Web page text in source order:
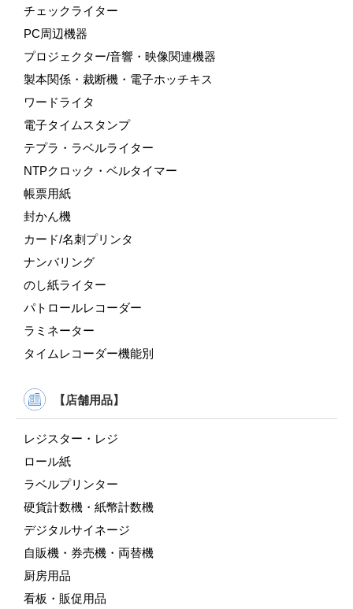
チェックライター
PC周辺機器
プロジェクター/音響・映像関連機器
製本関係・裁断機・電子ホッチキス
ワードライタ
電子タイムスタンプ
テプラ・ラベルライター
NTPクロック・ベルタイマー
帳票用紙
封かん機
カード/名刺プリンタ
ナンバリング
のし紙ライター
パトロールレコーダー
ラミネーター
タイムレコーダー機能別
【店舗用品】
レジスター・レジ
ロール紙
ラベルプリンター
硬貨計数機・紙幣計数機
デジタルサイネージ
自販機・券売機・両替機
厨房用品
看板・販促用品